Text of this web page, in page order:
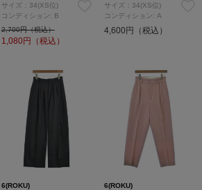
サイズ：34(XS位)
コンディション: B
2,700円（税込）
1,080円（税込）
サイズ：34(XS位)
コンディション: A
4,600円（税込）
6(ROKU)
6(ROKU)